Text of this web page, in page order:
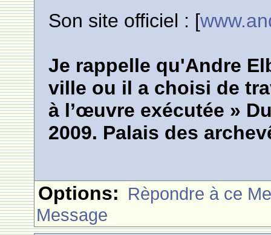
Son site officiel : [
Je rappelle qu'Andre
ville ou il a choisi de
à l’œuvre exécutée »
2009. Palais des
Options: Rèpondre à ce
Message